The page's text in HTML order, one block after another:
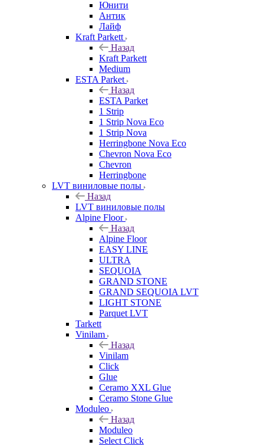
Юнити
Антик
Лайф
Kraft Parkett
Назад
Kraft Parkett
Medium
ESTA Parket
Назад
ESTA Parket
1 Strip
1 Strip Nova Eco
1 Strip Nova
Herringbone Nova Eco
Chevron Nova Eco
Chevron
Herringbone
LVT виниловые полы
Назад
LVT виниловые полы
Alpine Floor
Назад
Alpine Floor
EASY LINE
ULTRA
SEQUOIA
GRAND STONE
GRAND SEQUOIA LVT
LIGHT STONE
Parquet LVT
Tarkett
Vinilam
Назад
Vinilam
Click
Glue
Ceramo XXL Glue
Ceramo Stone Glue
Moduleo
Назад
Moduleo
Select Click